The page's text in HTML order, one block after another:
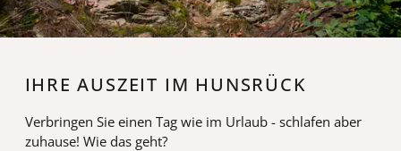
IHRE AUSZEIT IM HUNSRÜCK
Verbringen Sie einen Tag wie im Urlaub - schlafen aber
zuhause! Wie das geht?